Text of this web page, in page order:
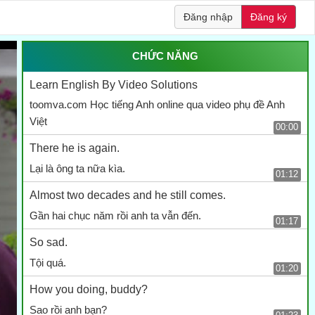
Đăng nhập Đăng ký
CHỨC NĂNG
Learn English By Video Solutions
toomva.com Học tiếng Anh online qua video phụ đề Anh
Việt
00:00
There he is again.
Lại là ông ta nữa kìa.
01:12
Almost two decades and he still comes.
Gần hai chục năm rồi anh ta vẫn đến.
01:17
So sad.
Tội quá.
01:20
How you doing, buddy?
Sao rồi anh bạn?